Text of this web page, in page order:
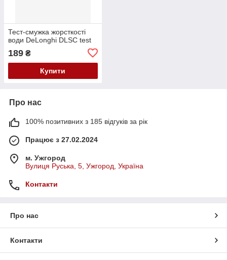
Тест-смужка жорсткості
води DeLonghi DLSC test
189 ₴
Купити
Про нас
100% позитивних з 185 відгуків за рік
Працює з 27.02.2024
м. Ужгород
Вулиця Руська, 5, Ужгород, Україна
Контакти
Про нас
Контакти